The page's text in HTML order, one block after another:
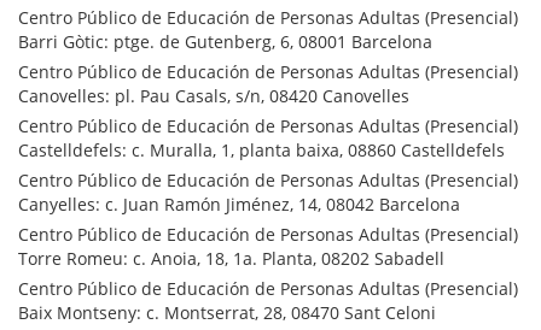
Centro Público de Educación de Personas Adultas (Presencial)
Barri Gòtic: ptge. de Gutenberg, 6, 08001 Barcelona
Centro Público de Educación de Personas Adultas (Presencial)
Canovelles: pl. Pau Casals, s/n, 08420 Canovelles
Centro Público de Educación de Personas Adultas (Presencial)
Castelldefels: c. Muralla, 1, planta baixa, 08860 Castelldefels
Centro Público de Educación de Personas Adultas (Presencial)
Canyelles: c. Juan Ramón Jiménez, 14, 08042 Barcelona
Centro Público de Educación de Personas Adultas (Presencial)
Torre Romeu: c. Anoia, 18, 1a. Planta, 08202 Sabadell
Centro Público de Educación de Personas Adultas (Presencial)
Baix Montseny: c. Montserrat, 28, 08470 Sant Celoni